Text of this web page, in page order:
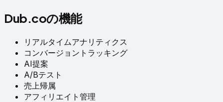
Dub.coの機能
リアルタイムアナリティクス
コンバージョントラッキング
AI提案
A/Bテスト
売上帰属
アフィリエイト管理